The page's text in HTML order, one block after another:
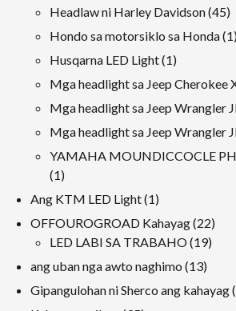
Mga
Headlaw ni Harley Davidson 4545
Hondo sa motorsiklo sa Honda 1
Husqarna LED Light 11
produkto
Mga headlight sa Jeep Cherokee
Mga headlight sa Jeep Wrangler
Mga headlight sa Jeep Wrangler
YAMAHA MOUNDICCOCLE
11
produkto
Ang KTM LED Light 11
produkto
OFFOUROGROAD Kahayag 2222
Mga
LED LABI SA TRABAHO 1919
ang uban nga awto naghimo 1313
Gipangulohan ni Sherco ang kahayag